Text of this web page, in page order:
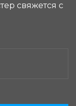
свяжется с